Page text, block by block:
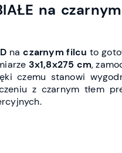
na
naczarnym filcu to
3x1,8x275 cm,
czemu stanowi
z czarnym tłem